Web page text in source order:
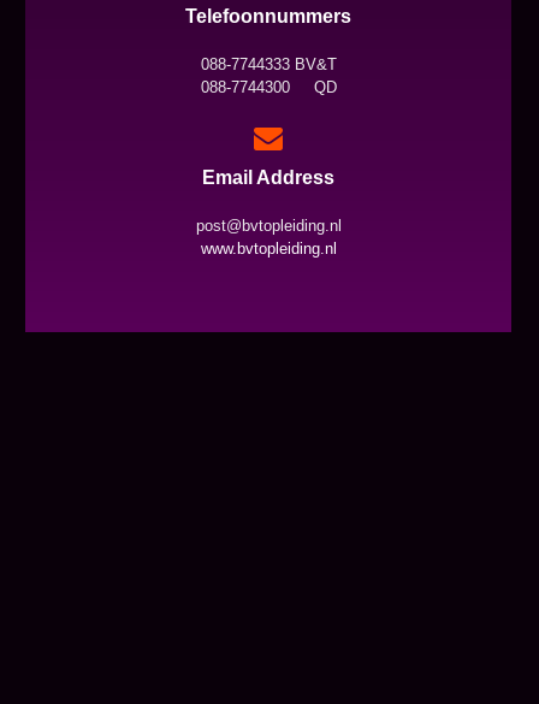
Telefoonnummers
088-7744333 BV&T
088-7744300 QD
Email Address
post@bvtopleiding.nl
www.bvtopleiding.nl